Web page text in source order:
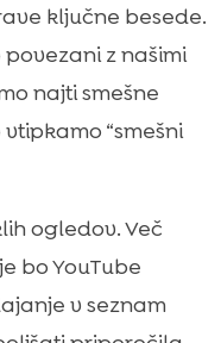
ključne besede.
z našimi
najti smešne
“smešni
ogledov. Več
bo YouTube
v seznam